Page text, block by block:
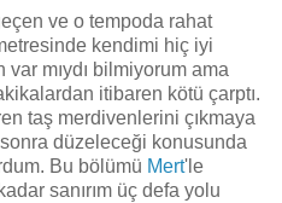
ve o tempoda rahat
kendimi hiç iyi
mıydı bilmiyorum ama
itibaren kötü çarptı.
taş merdivenlerini çıkmaya
düzeleceği konusunda
Bu bölümü Mert'le
sanırım üç defa yolu